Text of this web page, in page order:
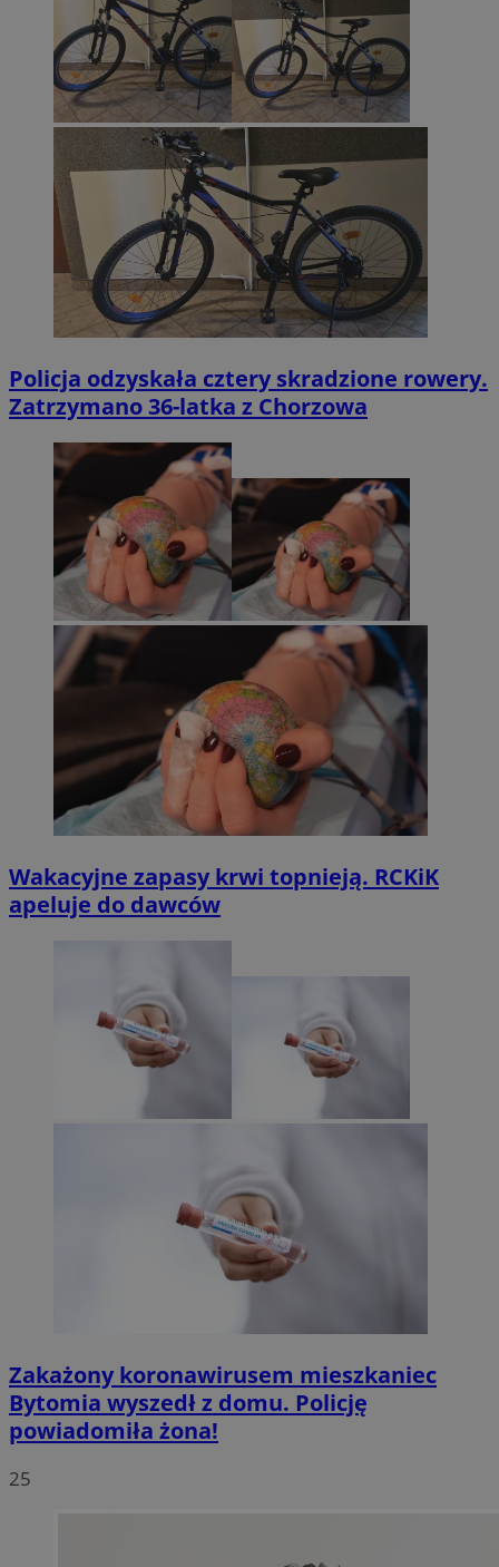
Policja odzyskała cztery skradzione rowery.
Zatrzymano 36-latka z Chorzowa
Wakacyjne zapasy krwi topnieją. RCKiK
apeluje do dawców
Zakażony koronawirusem mieszkaniec
Bytomia wyszedł z domu. Policję
powiadomiła żona!
25